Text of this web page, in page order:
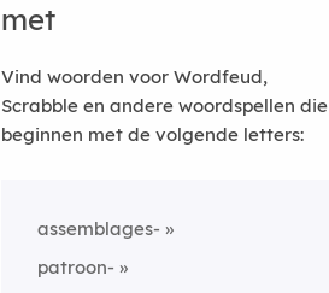
met
Vind woorden voor Wordfeud,
Scrabble en andere woordspellen die
beginnen met de volgende letters:
assemblages-
patroon-